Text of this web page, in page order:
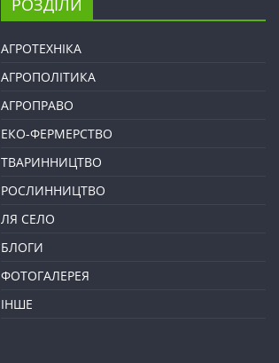
РОЗДІЛИ
АГРОТЕХНІКА
АГРОПОЛІТИКА
АГРОПРАВО
ЕКО-ФЕРМЕРСТВО
ТВАРИННИЦТВО
РОСЛИННИЦТВО
ЛЯ СЕЛО
БЛОГИ
ФОТОГАЛЕРЕЯ
ІНШЕ